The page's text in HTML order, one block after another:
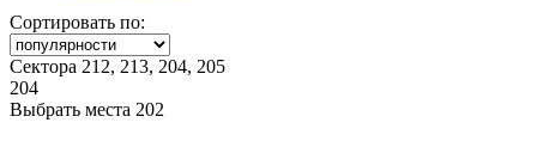
Сортировать по:
Сектора 212, 213, 204, 205
204
Выбрать места 202